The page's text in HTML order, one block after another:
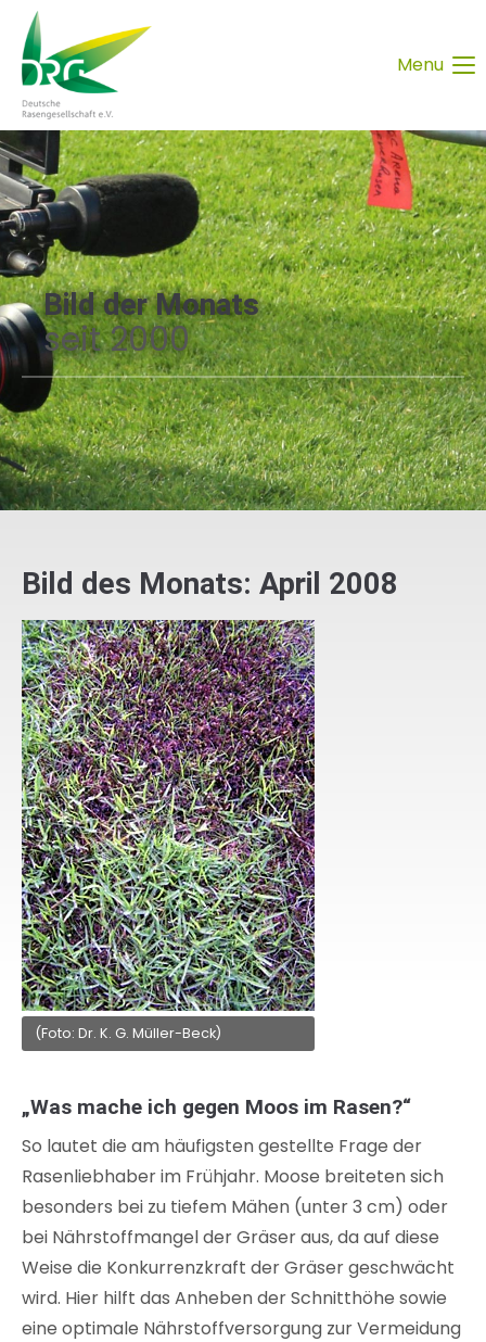
Menu
Bild der Monats
seit 2000
Bild des Monats: April 2008
(Foto: Dr. K. G. Müller-Beck)
„Was mache ich gegen Moos im Rasen?“
So lautet die am häufigsten gestellte Frage der
Rasenliebhaber im Frühjahr. Moose breiteten sich
besonders bei zu tiefem Mähen (unter 3 cm) oder
bei Nährstoffmangel der Gräser aus, da auf diese
Weise die Konkurrenzkraft der Gräser geschwächt
wird. Hier hilft das Anheben der Schnitthöhe sowie
eine optimale Nährstoffversorgung zur Vermeidung